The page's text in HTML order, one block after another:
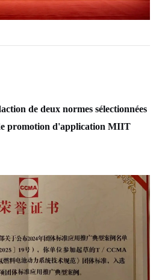
de deux normes sélectionnées
promotion d'application MIIT